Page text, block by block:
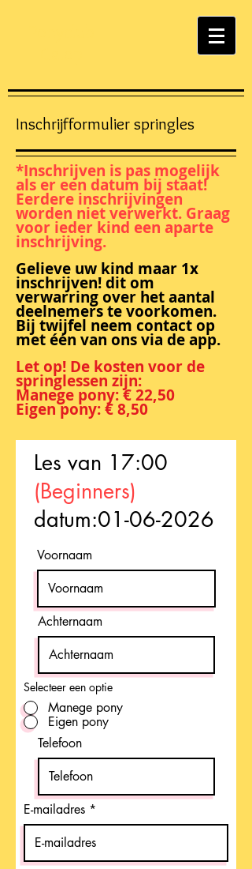
Inschrijfformulier springles
*Inschrijven is pas mogelijk
als er een datum bij staat!
Eerdere inschrijvingen
worden niet verwerkt. Graag
voor ieder kind een aparte
inschrijving.
Gelieve uw kind maar 1x
inschrijven! dit om
verwarring over het aantal
deelnemers te voorkomen.
Bij twijfel neem contact op
met één van ons via de app.
Let op! De kosten voor de
springlessen zijn:
Manege pony: € 22,50
Eigen pony: € 8,50
Les van 17:00
(Beginners)
datum:01-06-2026
Voornaam
Achternaam
Selecteer een optie
Manege pony
Eigen pony
Telefoon
E-mailadres